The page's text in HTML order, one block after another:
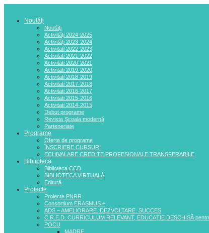
Noutăți
Noutăţi
Activităţi 2024-2025
Activităţi 2023-2024
Activitati 2022-2023
Activitati 2021-2022
Activitati 2020-2021
Activitati 2019-2020
Activitati 2018-2019
Activitati 2017-2018
Activitati 2016-2017
Activitati 2015-2016
Activitati 2014-2015
Debut programe
Revista Şcoala modernă
Parteneriate
Programe
Oferta de programe
ÎNSCRIERE CURSURI
ECHIVALARE CREDITE PROFESIONALE TRANSFERABILE
Biblioteca
Biblioteca CCD
BIBLIOTECA VIRTUALĂ
Editură
Proiecte
Proiecte PNRR
Consortium ERASMUS +
ADS – AMELIORARE. DEZVOLTARE. SUCCES
C.R.E.D. CURRICULUM RELEVANT, EDUCAŢIE DESCHISĂ
POCU
MADRE